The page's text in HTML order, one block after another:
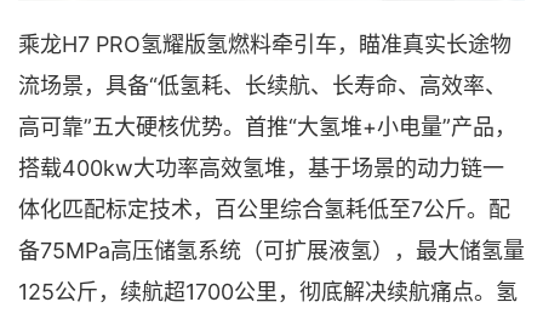
乘龙H7 PRO氢耀版氢燃料牵引车，瞄准真实长途物
流场景，具备“低氢耗、长续航、长寿命、高效率、
高可靠”五大硬核优势。首推“大氢堆+小电量”产品，
搭载400kw大功率高效氢堆，基于场景的动力链一
体化匹配标定技术，百公里综合氢耗低至7公斤。配
备75MPa高压储氢系统（可扩展液氢），最大储氢量
125公斤，续航超1700公里，彻底解决续航痛点。氢